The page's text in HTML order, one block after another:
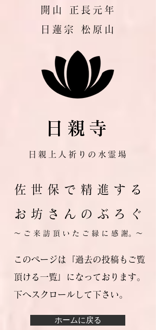
​開山 正長元年
​日蓮宗 松原山
日親寺
日親上人祈りの水霊場
佐 世 保 で 精 進 す る
お 坊 さ ん の ぶ ろ ぐ
​～ ご 来 訪 頂 い た ご 縁 に 感 謝。～
このページは『過去の投稿もご覧
頂ける一覧』になっております。
​下へスクロールして下さい。
ホームに戻る